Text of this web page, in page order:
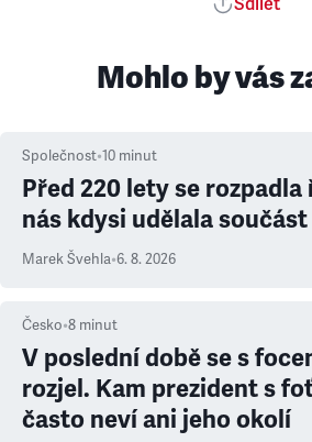
Mohlo by vás
Společnost•10 minut
Před 220 lety se rozpadla
nás kdysi udělala součást
Marek Švehla•6. 8. 2026
Česko•8 minut
V poslední době se s
rozjel. Kam prezident s
často neví ani jeho okolí